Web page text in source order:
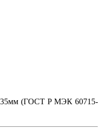
35мм (ГОСТ Р МЭК 60715-